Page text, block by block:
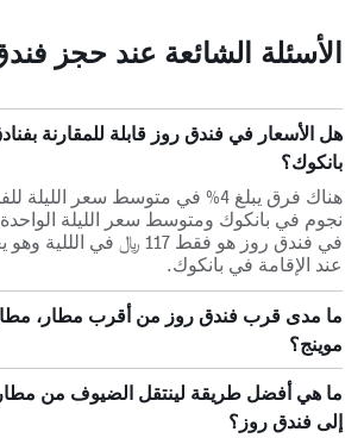
الأسئلة الشائعة عند حجز
بانكوك؟
نجوم في بانكوك ومتوسط ​​سعر الليلة
في فندق روز هو فقط 117 ﷼ في
عند الإقامة في بانكوك.
ما مدى قرب فندق روز من أقرب مطار،
موينج؟
ما هي أفضل طريقة لينتقل الضيوف من
إلى فندق روز؟